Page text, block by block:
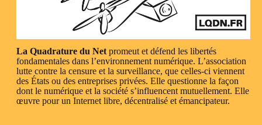
La Quadrature du Net promeut et défend les libertés
fondamentales dans l’environnement numérique. L’association
lutte contre la censure et la surveillance, que celles-ci viennent
des États ou des entreprises privées. Elle questionne la façon
dont le numérique et la société s’influencent mutuellement. Elle
œuvre pour un Internet libre, décentralisé et émancipateur.